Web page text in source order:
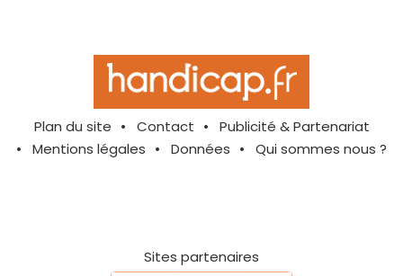
Plan du site Contact
Publicité & Partenariat
Mentions légales
Données Qui sommes nous ?
Sites partenaires